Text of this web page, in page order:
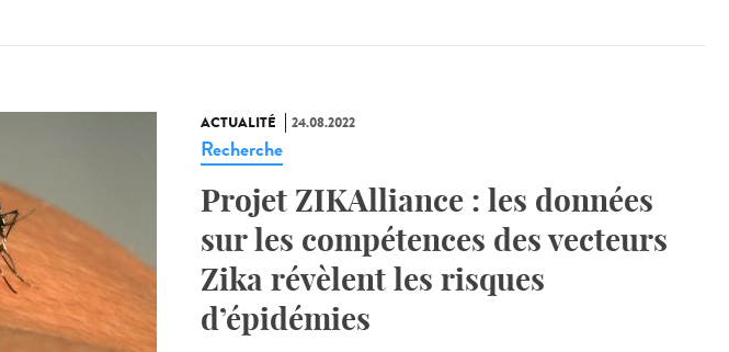
ACTUALITÉ 24.08.2022
Recherche
Projet ZIKAlliance : les données
sur les compétences des vecteurs
Zika révèlent les risques
d’épidémies